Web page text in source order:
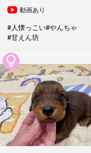
動画あり
#人懐っこい#やんちゃ
#甘えん坊